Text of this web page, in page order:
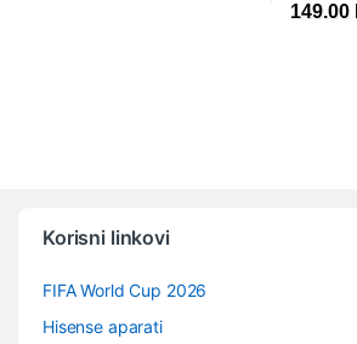
149.00
Korisni linkovi
FIFA World Cup 2026
Hisense aparati